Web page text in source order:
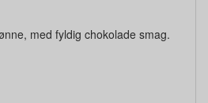
med fyldig chokolade smag.